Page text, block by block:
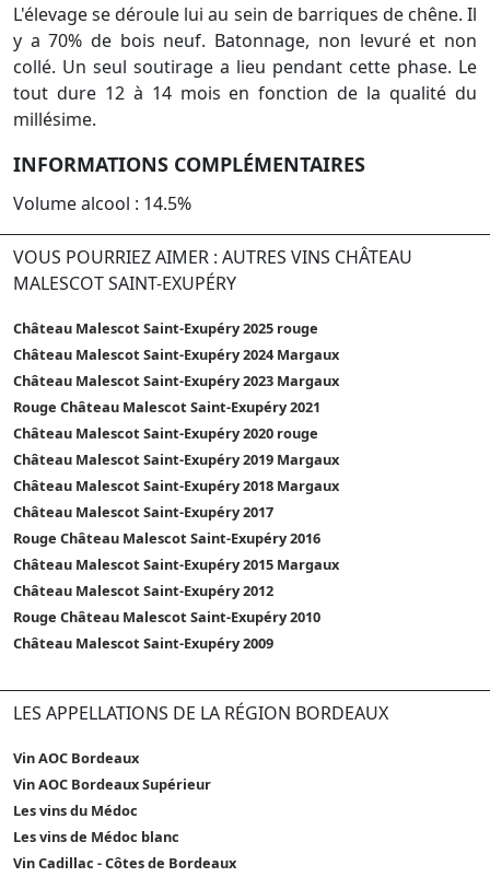
L'élevage se déroule lui au sein de barriques de chêne. Il
y a 70% de bois neuf. Batonnage, non levuré et non
collé. Un seul soutirage a lieu pendant cette phase. Le
tout dure 12 à 14 mois en fonction de la qualité du
millésime.
INFORMATIONS COMPLÉMENTAIRES
Volume alcool : 14.5%
VOUS POURRIEZ AIMER : AUTRES VINS CHÂTEAU
MALESCOT SAINT-EXUPÉRY
Château Malescot Saint-Exupéry 2025 rouge
Château Malescot Saint-Exupéry 2024 Margaux
Château Malescot Saint-Exupéry 2023 Margaux
Rouge Château Malescot Saint-Exupéry 2021
Château Malescot Saint-Exupéry 2020 rouge
Château Malescot Saint-Exupéry 2019 Margaux
Château Malescot Saint-Exupéry 2018 Margaux
Château Malescot Saint-Exupéry 2017
Rouge Château Malescot Saint-Exupéry 2016
Château Malescot Saint-Exupéry 2015 Margaux
Château Malescot Saint-Exupéry 2012
Rouge Château Malescot Saint-Exupéry 2010
Château Malescot Saint-Exupéry 2009
LES APPELLATIONS DE LA RÉGION BORDEAUX
Vin AOC Bordeaux
Vin AOC Bordeaux Supérieur
Les vins du Médoc
Les vins de Médoc blanc
Vin Cadillac - Côtes de Bordeaux